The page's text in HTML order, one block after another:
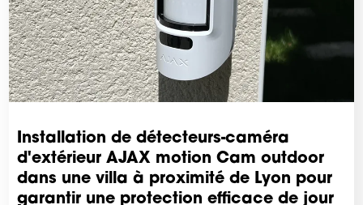
Installation de détecteurs-caméra
d'extérieur AJAX motion Cam outdoor
dans une villa à proximité de Lyon pour
garantir une protection efficace de jour